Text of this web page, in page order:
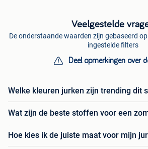
Veelgestelde
De onderstaande waarden zijn gebaseerd
ingestelde filters
Deel opmerkingen over
Welke kleuren jurken zijn trending dit
Wat zijn de beste stoffen voor een
Hoe kies ik de juiste maat voor mijn